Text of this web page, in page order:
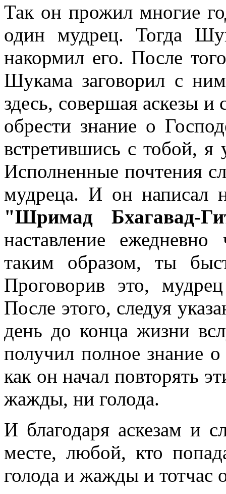
Так он прожил многие
один мудрец. Тогда
накормил его. После
Шукама заговорил с
здесь, совершая аскезы
обрести знание о
встретившись с тобой, я
Исполненные почтения
мудреца. И он написал
"Шримад Бхагавад-
наставление
таким образом, ты
Проговорив это,
После этого, следуя
день до конца жизни
получил полное знание
как он начал повторять
жажды, ни голода.
И благодаря аскезам и
месте, любой, кто
голода и жажды и тотчас